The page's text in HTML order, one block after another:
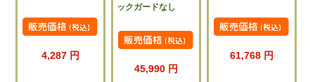
4,287 円
ックガードなし
45,990 円
61,768 円